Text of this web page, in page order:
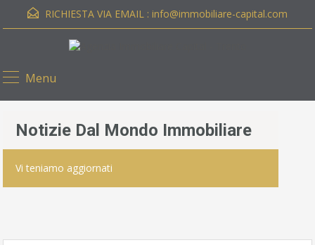
RICHIESTA VIA EMAIL : info@immobiliare-capital.com
Menu
Notizie Dal Mondo Immobiliare
Vi teniamo aggiornati